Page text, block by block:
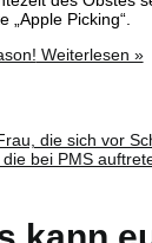
„Apple Picking“.
Weiterlesen »